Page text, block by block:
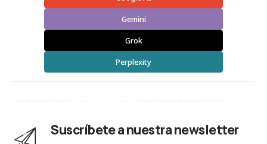
Gemini
Grok
Perplexity
Suscríbete a nuestra newsletter